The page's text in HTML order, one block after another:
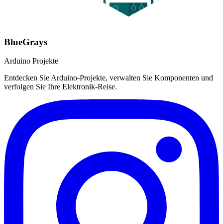
BlueGrays
Arduino Projekte
Entdecken Sie Arduino-Projekte, verwalten Sie Komponenten und
verfolgen Sie Ihre Elektronik-Reise.